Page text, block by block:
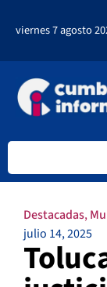
viernes 7 agosto
Destacadas,
julio 14, 2025